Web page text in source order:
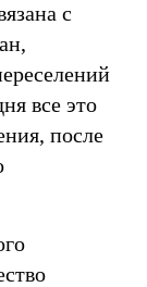
с
все это
после